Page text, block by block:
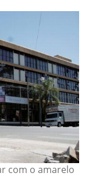
com o amarelo